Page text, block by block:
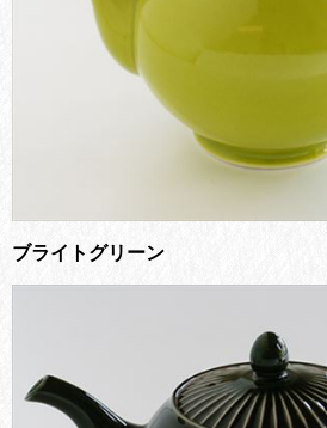
ブライトグリーン